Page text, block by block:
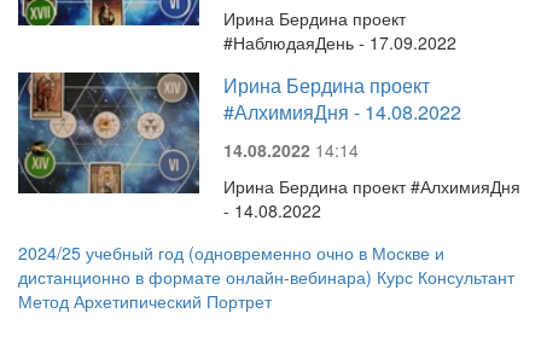
Ирина Бердина проект
#НаблюдаяДень - 17.09.2022
Ирина Бердина проект
#АлхимияДня - 14.08.2022
14.08.2022 14:14
Ирина Бердина проект #АлхимияДня
- 14.08.2022
2024/25 учебный год (одновременно очно в Москве и
дистанционно в формате онлайн-вебинара) Курс Консультант
Метод Архетипический Портрет